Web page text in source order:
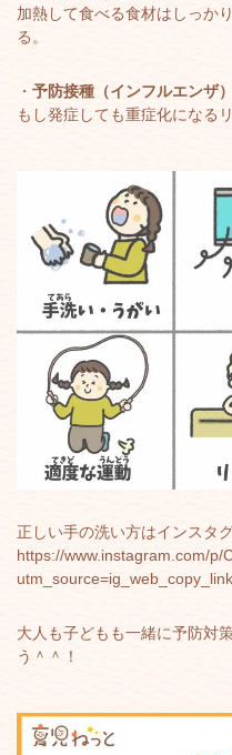
加熱して食べる食材はしっか
る。
・ 予防接種（インフルエンザ）
もし発症しても重症化になる
正しい手の洗い方はインスタ
https://www.instagram.com/p/
utm_source=ig_web_copy_link
大人も子どもも一緒に予防対
う＾＾！